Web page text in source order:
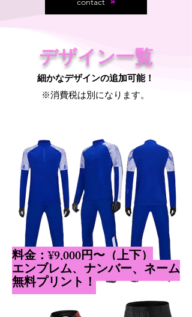
​デザイン一覧
細かなデザインの追加可能！
※消費税は別になります。
​料金：¥9,000円〜（上下）
​エンブレム、ナンバー、ネーム
無料プリント！